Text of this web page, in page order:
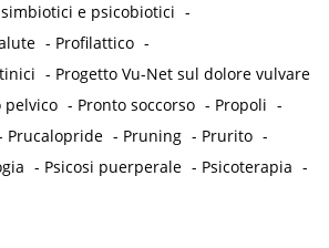
e psicobiotici -
- Profilattico -
- Progetto Vu-Net sul dolore vulvare
pelvico - Pronto soccorso - Propoli -
Prucalopride - Pruning - Prurito -
- Psicosi puerperale - Psicoterapia -